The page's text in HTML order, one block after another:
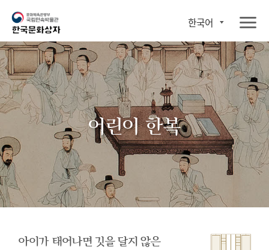
한국어
어린이 한복
아이가 태어나면 깃을 달지 않은